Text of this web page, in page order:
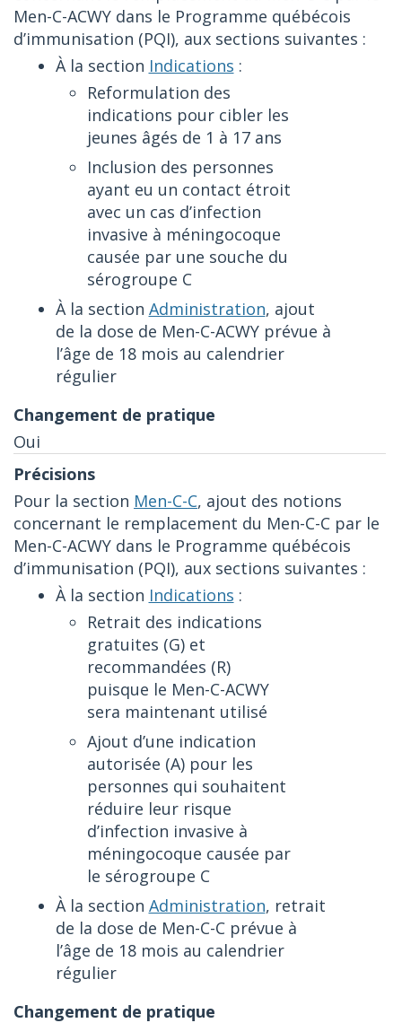
Men-C-ACWY dans le Programme québécois
d’immunisation (PQI), aux sections suivantes :
À la section Indications :
Reformulation des
indications pour cibler les
jeunes âgés de 1 à 17 ans
Inclusion des personnes
ayant eu un contact étroit
avec un cas d’infection
invasive à méningocoque
causée par une souche du
sérogroupe C
À la section Administration, ajout
de la dose de Men-C-ACWY prévue à
l’âge de 18 mois au calendrier
régulier
Oui
Pour la section Men-C-C, ajout des notions
concernant le remplacement du Men-C-C par le
Men-C-ACWY dans le Programme québécois
d’immunisation (PQI), aux sections suivantes :
À la section Indications :
Retrait des indications
gratuites (G) et
recommandées (R)
puisque le Men-C-ACWY
sera maintenant utilisé
Ajout d’une indication
autorisée (A) pour les
personnes qui souhaitent
réduire leur risque
d’infection invasive à
méningocoque causée par
le sérogroupe C
À la section Administration, retrait
de la dose de Men-C-C prévue à
l’âge de 18 mois au calendrier
régulier